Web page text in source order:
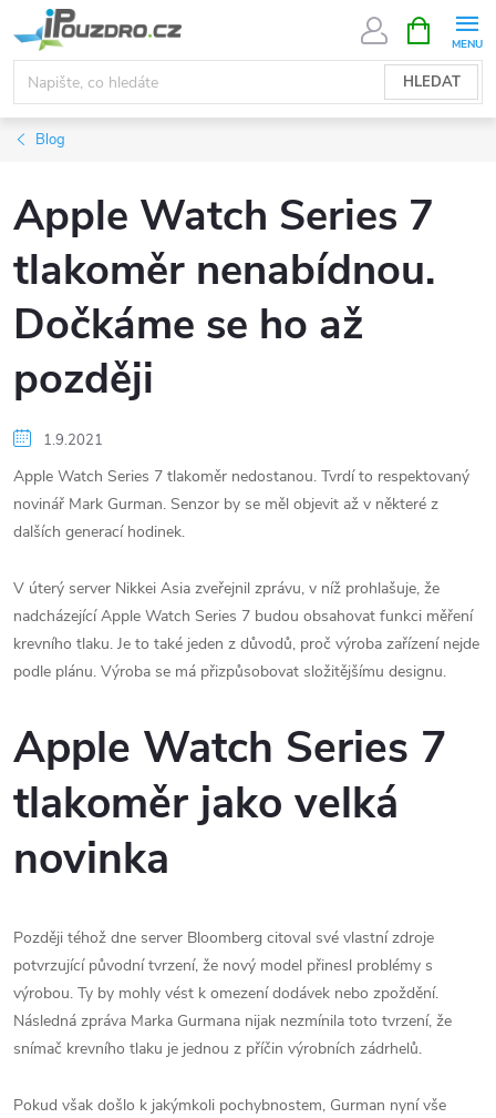
na
obsah
HLEDAT
NÁKUPNÍ
KOŠÍK
Blog
Apple Watch Series 7
tlakoměr nenabídnou.
Dočkáme se ho až
později
1.9.2021
Apple Watch Series 7 tlakoměr nedostanou. Tvrdí to respektovaný
novinář Mark Gurman. Senzor by se měl objevit až v některé z
dalších generací hodinek.
V úterý server Nikkei Asia zveřejnil zprávu, v níž prohlašuje, že
nadcházející Apple Watch Series 7 budou obsahovat funkci měření
krevního tlaku. Je to také jeden z důvodů, proč výroba zařízení nejde
podle plánu. Výroba se má přizpůsobovat složitějšímu designu.
Apple Watch Series 7
tlakoměr jako velká
novinka
Později téhož dne server Bloomberg citoval své vlastní zdroje
potvrzující původní tvrzení, že nový model přinesl problémy s
výrobou. Ty by mohly vést k omezení dodávek nebo zpoždění.
Následná zpráva Marka Gurmana nijak nezmínila toto tvrzení, že
snímač krevního tlaku je jednou z příčin výrobních zádrhelů.
Pokud však došlo k jakýmkoli pochybnostem, Gurman nyní vše